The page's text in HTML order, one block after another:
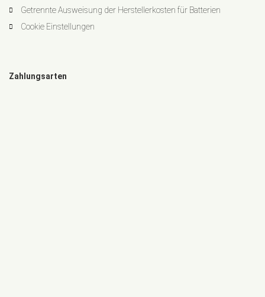
Getrennte Ausweisung der Herstellerkosten für Batterien
Cookie Einstellungen
Zahlungsarten